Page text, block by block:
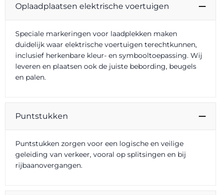
Oplaadplaatsen elektrische voertuigen
Speciale markeringen voor laadplekken maken
duidelijk waar elektrische voertuigen terechtkunnen,
inclusief herkenbare kleur- en symbooltoepassing. Wij
leveren en plaatsen ook de juiste bebording, beugels
en palen.
Puntstukken
Puntstukken zorgen voor een logische en veilige
geleiding van verkeer, vooral op splitsingen en bij
rijbaanovergangen.